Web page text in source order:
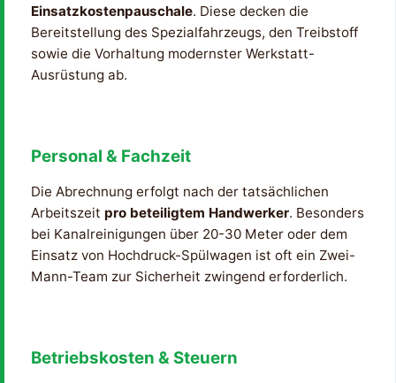
Einsatzkostenpauschale. Diese decken die
Bereitstellung des Spezialfahrzeugs, den Treibstoff
sowie die Vorhaltung modernster Werkstatt-
Ausrüstung ab.
Personal & Fachzeit
Die Abrechnung erfolgt nach der tatsächlichen
Arbeitszeit pro beteiligtem Handwerker. Besonders
bei Kanalreinigungen über 20-30 Meter oder dem
Einsatz von Hochdruck-Spülwagen ist oft ein Zwei-
Mann-Team zur Sicherheit zwingend erforderlich.
Betriebskosten & Steuern